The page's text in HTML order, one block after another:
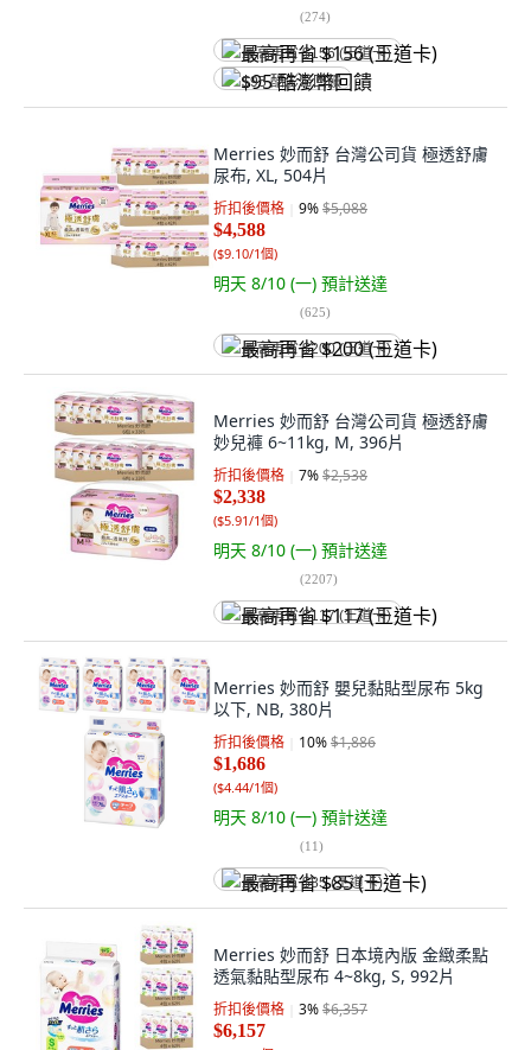
(274)
最高再省 $156 (王道卡)
$95 酷澎幣回饋
Merries 妙而舒 台灣公司貨 極透舒膚
尿布, XL, 504片
折扣後價格 9%$5,088
$4,588
($9.10/1個)
明天 8/10 (一) 預計送達
(625)
最高再省 $200 (王道卡)
Merries 妙而舒 台灣公司貨 極透舒膚
妙兒褲 6~11kg, M, 396片
折扣後價格 7%$2,538
$2,338
($5.91/1個)
明天 8/10 (一) 預計送達
(2207)
最高再省 $117 (王道卡)
Merries 妙而舒 嬰兒黏貼型尿布 5kg
以下, NB, 380片
折扣後價格 10%$1,886
$1,686
($4.44/1個)
明天 8/10 (一) 預計送達
(11)
最高再省 $85 (王道卡)
Merries 妙而舒 日本境內版 金緻柔點
透氣黏貼型尿布 4~8kg, S, 992片
折扣後價格 3%$6,357
$6,157